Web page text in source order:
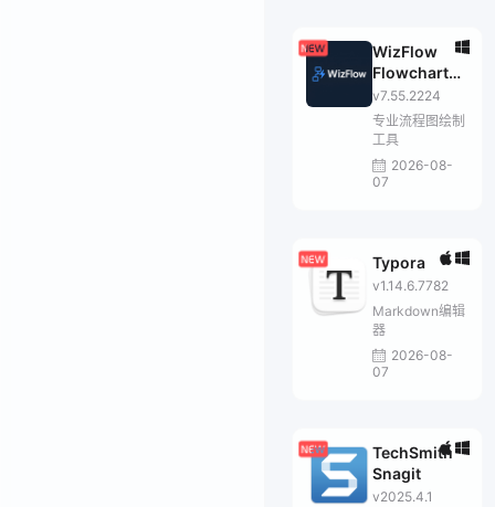
WizFlow
Flowcharter
Professional
v7.55.2224
专业流程图绘制
工具
2026-08-
07
Typora
v1.14.6.7782
Markdown编辑
器
2026-08-
07
TechSmith
Snagit
v2025.4.1